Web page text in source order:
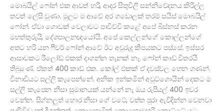
මොබයිල් ෆෝන් එක ආවත් හරි, ආදර සිතුවිලි සන්නිවේදනය කිරිල්ල
තවත් ලේසි වුණා. මුලට ම ආවේ අර ගඩොලක් තරම් සයිස් මොබයිල්
ෆෝන්. ඒවා ගොඩක් වෙලාවට පාවිච්චි කළේ අපේ බිස්නස් කරන
මහත්තුරුයි, දේශපාලනඥයෝයි. අපේ කෙල්ලන්ගේ කොල්ලන්ගේ
අතට හරි යන ෆීචර් ෆෝන් ආවේ ඊට අවුරුදු කීපයකට පස්සේ. ඉස්සර
ආසාවකට රීලෝඩ් එකක් දාගන්න තැනක් නෑ. ෆෝන් කාඩ් විතරයි
තිබුණේ. ඒකත් 400 කාඩ් එක. කෝල් එකක් ඒ දවස්වල හෙන ගණන්.
විනාඩියට සල්ලි කැපෙන්නේ. අනික ඉන්කමින් අවුට්ගොයින් දෙකට ම
සල්ලි කැපෙන නිසා සුමානයක් යන්නේ නෑ ඔය රුපියල් 400 ඉවර
වෙන්න. සිග්නලුත් හොර නිසා ගේ වටේ, වත්ත පුරා ඇවිදින්න වෙනවා